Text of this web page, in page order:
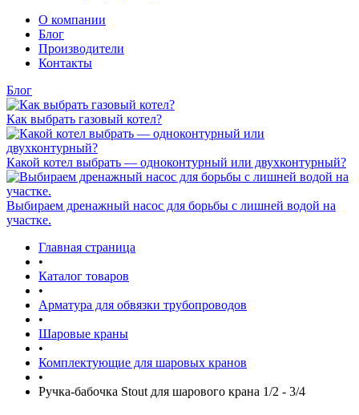
О компании
Блог
Производители
Контакты
Блог
Как выбрать газовый котел?
Какой котел выбрать — одноконтурный или двухконтурный?
Выбираем дренажный насос для борьбы с лишней водой на
участке.
Главная страница
•
Каталог товаров
•
Арматура для обвязки трубопроводов
•
Шаровые краны
•
Комплектующие для шаровых кранов
•
Ручка-бабочка Stout для шарового крана 1/2 - 3/4